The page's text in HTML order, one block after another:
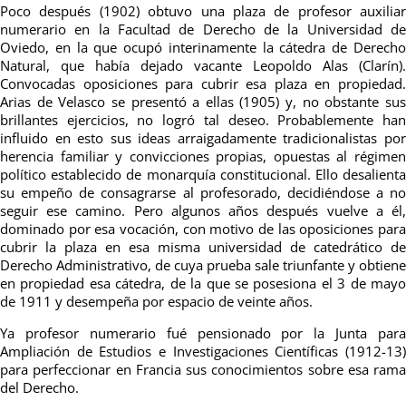
Poco después (1902) obtuvo una plaza de profesor auxiliar
numerario en la Facultad de Derecho de la Universidad de
Oviedo, en la que ocupó interinamente la cátedra de Derecho
Natural, que había dejado vacante Leopoldo Alas (Clarín).
Convocadas oposiciones para cubrir esa plaza en propiedad.
Arias de Velasco se presentó a ellas (1905) y, no obstante sus
brillantes ejercicios, no logró tal deseo. Probablemente han
influido en esto sus ideas arraigadamente tradicionalistas por
herencia familiar y convicciones propias, opuestas al régimen
político establecido de monarquía constitucional. Ello desalienta
su empeño de consagrarse al profesorado, decidiéndose a no
seguir ese camino. Pero algunos años después vuelve a él,
dominado por esa vocación, con motivo de las oposiciones para
cubrir la plaza en esa misma universidad de catedrático de
Derecho Administrativo, de cuya prueba sale triunfante y obtiene
en propiedad esa cátedra, de la que se posesiona el 3 de mayo
de 1911 y desempeña por espacio de veinte años.
Ya profesor numerario fué pensionado por la Junta para
Ampliación de Estudios e Investigaciones Científicas (1912-13)
para perfeccionar en Francia sus conocimientos sobre esa rama
del Derecho.